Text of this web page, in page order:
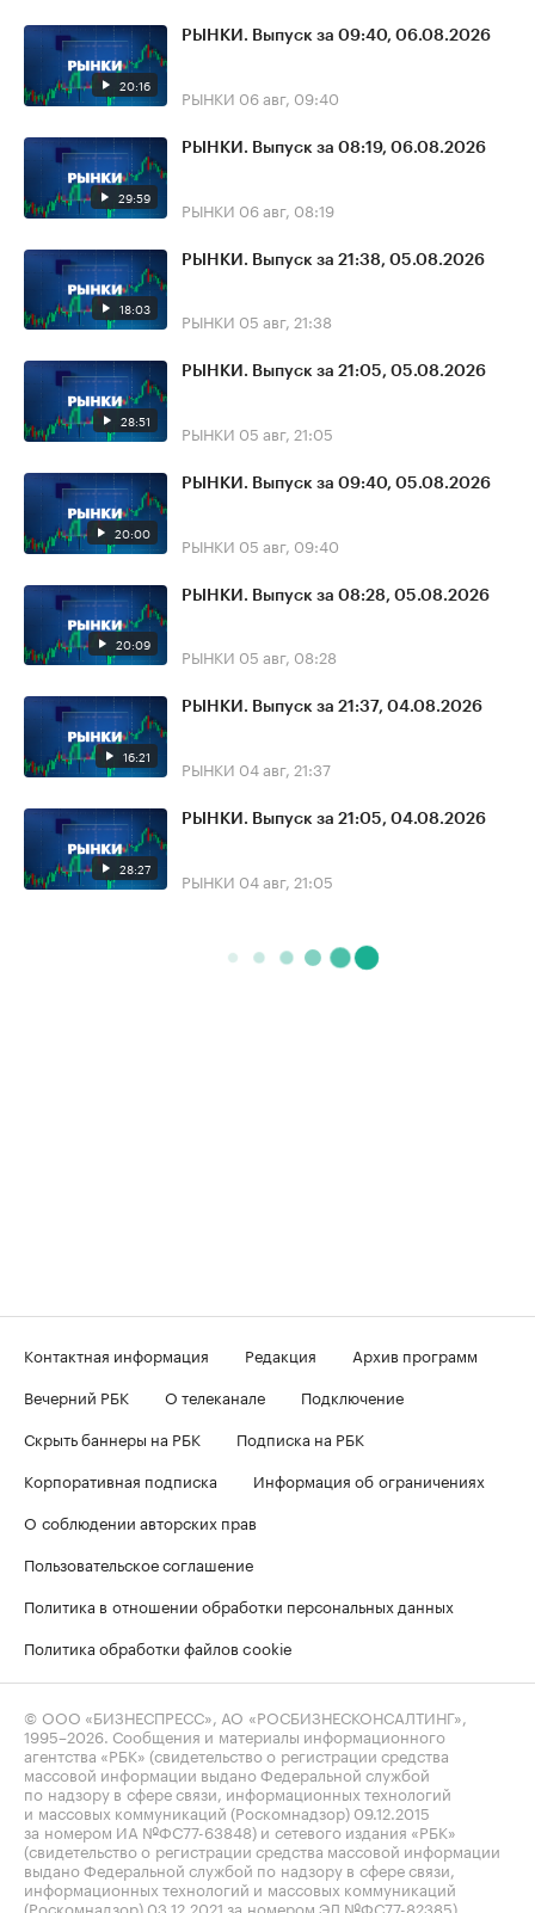
20:16
РЫНКИ. Выпуск за 09:40, 06.08.2026
РЫНКИ 06 авг, 09:40
29:59
РЫНКИ. Выпуск за 08:19, 06.08.2026
РЫНКИ 06 авг, 08:19
18:03
РЫНКИ. Выпуск за 21:38, 05.08.2026
РЫНКИ 05 авг, 21:38
28:51
РЫНКИ. Выпуск за 21:05, 05.08.2026
РЫНКИ 05 авг, 21:05
20:00
РЫНКИ. Выпуск за 09:40, 05.08.2026
РЫНКИ 05 авг, 09:40
20:09
РЫНКИ. Выпуск за 08:28, 05.08.2026
РЫНКИ 05 авг, 08:28
16:21
РЫНКИ. Выпуск за 21:37, 04.08.2026
РЫНКИ 04 авг, 21:37
28:27
РЫНКИ. Выпуск за 21:05, 04.08.2026
РЫНКИ 04 авг, 21:05
Контактная информация Редакция
Архив программ
Вечерний РБК
О телеканале
Подключение
Скрыть баннеры на РБК
Подписка на РБК
Корпоративная подписка
Информация об ограничениях
О соблюдении авторских прав
Пользовательское соглашение
Политика в отношении обработки персональных данных
Политика обработки файлов cookie
© ООО «БИЗНЕСПРЕСС», АО «РОСБИЗНЕСКОНСАЛТИНГ»,
1995–2026 . Сообщения и материалы информационного
агентства «РБК» (свидетельство о регистрации средства
массовой информации выдано Федеральной службой
по надзору в сфере связи, информационных технологий
и массовых коммуникаций (Роскомнадзор) 09.12.2015
за номером ИА №ФС77-63848) и сетевого издания «РБК»
(свидетельство о регистрации средства массовой информации
выдано Федеральной службой по надзору в сфере связи,
информационных технологий и массовых коммуникаций
(Роскомнадзор) 03.12.2021 за номером ЭЛ №ФС77-82385)